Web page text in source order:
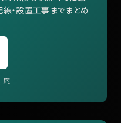
・設置工事までまとめ
応